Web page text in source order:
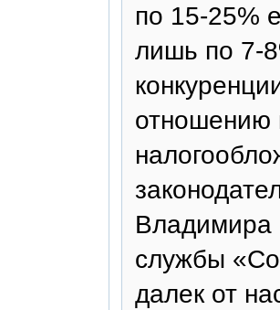
по 15-25%
лишь по 7-
отношению
Владимира
службы
далек от